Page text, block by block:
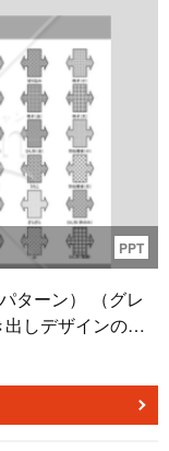
PPT
ターン） （グレ
しデザインのオ
トでは、オート
ストライプ、チェ
インが揃ってお